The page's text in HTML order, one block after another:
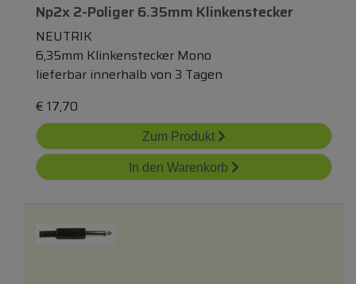
Np2x 2-Poliger 6.35mm Klinkenstecker
NEUTRIK
6,35mm Klinkenstecker Mono
lieferbar innerhalb von 3 Tagen
€ 17,70
Zum Produkt
In den Warenkorb